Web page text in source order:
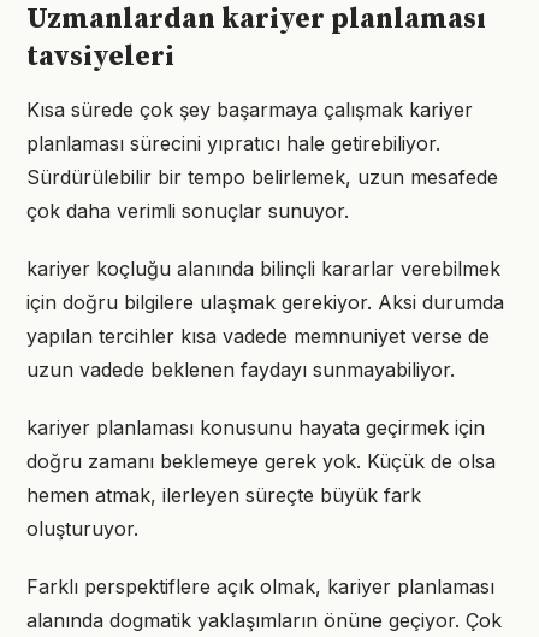
Uzmanlardan kariyer planlaması
tavsiyeleri
Kısa sürede çok şey başarmaya çalışmak kariyer
planlaması sürecini yıpratıcı hale getirebiliyor.
Sürdürülebilir bir tempo belirlemek, uzun mesafede
çok daha verimli sonuçlar sunuyor.
kariyer koçluğu alanında bilinçli kararlar verebilmek
için doğru bilgilere ulaşmak gerekiyor. Aksi durumda
yapılan tercihler kısa vadede memnuniyet verse de
uzun vadede beklenen faydayı sunmayabiliyor.
kariyer planlaması konusunu hayata geçirmek için
doğru zamanı beklemeye gerek yok. Küçük de olsa
hemen atmak, ilerleyen süreçte büyük fark
oluşturuyor.
Farklı perspektiflere açık olmak, kariyer planlaması
alanında dogmatik yaklaşımların önüne geçiyor. Çok